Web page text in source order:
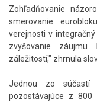
Zohľadňovanie
smerovanie
verejnosti v
zvyšovanie záujmu
záležitostí," zhrnula
Jednou zo súčastí
pozostávajúce z 800